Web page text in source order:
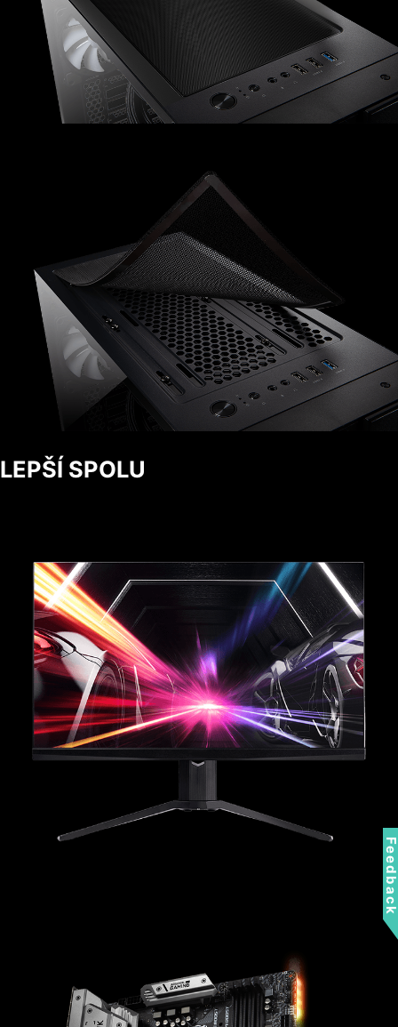
LEPŠÍ SPOLU